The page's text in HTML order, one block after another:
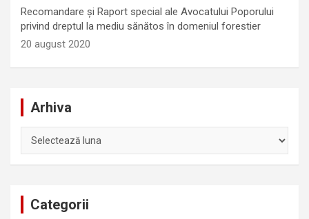
Recomandare și Raport special ale Avocatului Poporului
privind dreptul la mediu sănătos în domeniul forestier
20 august 2020
Arhiva
Categorii